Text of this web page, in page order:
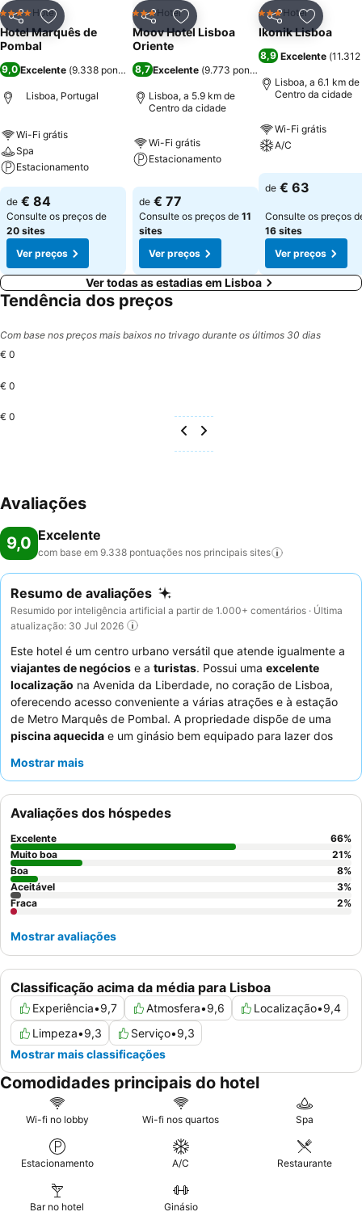
de Lisboa está a cerca de um quilômetro dali, assim como o
Elevador da Glória, que leva ao histórico Bairro Alto.
PartilharAdicionar aos favoritos
4 EstrelasHotel
Hotel Marquês de
Pombal
9,0Excelente (9.338 pontuações)
Lisboa, Portugal
Wi-Fi grátis
Spa
Estacionamento
de € 84
Consulte os preços de
20 sites
Ver preços
PartilharAdicionar aos favoritos
3 Estrelas
Hotel
Moov Hotel Lisboa
Oriente
8,7 Excelente (9.773 pontuações
Lisboa, a 5.9 km de
Centro da cidade
Wi-Fi grátis
Estacionamento
de € 77
Consulte os preços de 11
sites
Ver preços
Partilhar
3 Estrelas
Hotel
Ikonik Lisboa
8,9 Excelente (
Lisboa, a 6.1 km de
Centro da cidade
Wi-Fi grátis
A/C
de € 63
Consulte os preços
16 sites
Ver preços
Ver todas as estadias em Lisboa
Tendência dos preços
Com base nos preços mais baixos no trivago durante os últimos 30 dias
€ 0
€ 0
€ 0
Avaliações
9,0 Excelente
com base em 9.338 pontuações nos principais sites
Resumo de avaliações
Resumido por inteligência artificial a partir de 1.000+ comentários · Última
atualização: 30 Jul 2026
Este hotel é um centro urbano versátil que atende igualmente a
viajantes de negócios e a turistas. Possui uma excelente
localização na Avenida da Liberdade, no coração de Lisboa,
oferecendo acesso conveniente a várias atrações e à estação
de Metro Marquês de Pombal. A propriedade dispõe de uma
piscina aquecida e um ginásio bem equipado para lazer dos
excecional e o buffet de pequeno-almoço variado e abundante.
reservar um quarto num andar superior para um ambiente
potencialmente mais tranquilo e melhores vistas.
Mostrar mais
Classificação acima da média para Lisboa
Experiência•9,7 Atmosfera•9,6 Localização•9,4
Limpeza•9,3 Serviço•9,3
Mostrar mais classificações
Avaliações dos hóspedes
Excelente 66%
Muito boa
21%
Boa
8%
Aceitável
3%
Fraca
2%
Mostrar avaliações
Comodidades principais do hotel
Wi-fi no lobby Wi-fi nos quartos Spa
Estacionamento A/C Restaurante
Bar no hotel Ginásio